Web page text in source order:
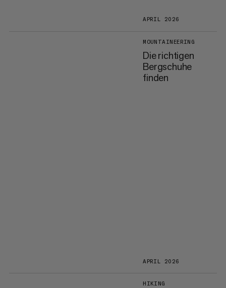
APRIL 2026
MOUNTAINEERING
Die richtigen
Bergschuhe
finden
APRIL 2026
HIKING